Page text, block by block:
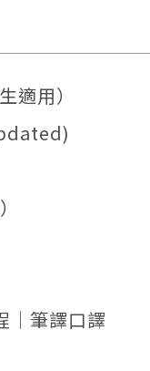
適用）
｜筆譯口譯